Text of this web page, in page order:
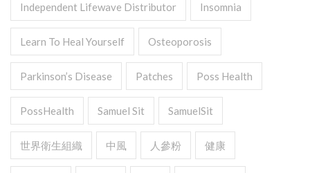
Independent Lifewave Distributor Insomnia
Learn To Heal Yourself Osteoporosis
Parkinson’s Disease Patches Poss Health
PossHealth Samuel Sit SamuelSit
世界衛生組織 中風 人參粉 健康